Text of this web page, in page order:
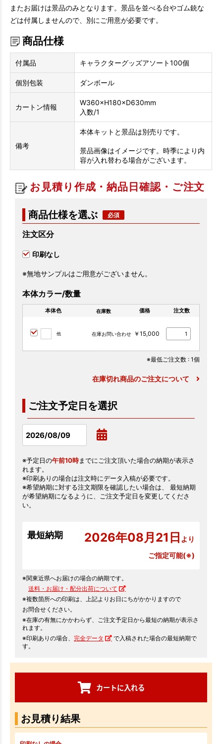
またお届けは景品のみとなります。景品を並べる台やゴム銃な
どは付属しませんので、別にご用意が必要です。
商品仕様
付属品 キャラクターグッズアソート100個
個別包装 ダンボール
カートン情報
W360×H180×D630mm
入数/1
備考
本体キットと景品は別売りです。
景品画像はイメージです。時季により内
容が入れ替わる場合がございます。
お見積り作成・納品日確認・ご注文
商品仕様を選ぶ
注文区分
印刷なし
※無地サンプルはご用意がございません。
本体カラー/数量
本体色 在庫数 価格 注文数
他 在庫お問い合わせ ￥15,000
※最低ご注文数 : 1個
在庫切れ商品のご注文について
ご注文予定日を選択
※予定日の午前10時までにご注文頂いた場合の納期が表示さ
れます。
※印刷ありの場合は注文時にデータ入稿が必要です。
※希望納期に対する注文期限を確認したい場合は、 最短納期
が希望納期になるように、ご注文予定日を変更してくださ
い。
最短納期 2026年08月21日 より
ご指定可能(※)
※関東近県へお届けの場合の納期です。
送料・お届け・配分出荷について
※複数箇所への印刷は、上記よりお日にちがかかりますので
お問合せください。
※在庫の有無にかかわらず、ご注文予定日から最短の納期が表示さ
れます。
※印刷ありの場合、 完全データ
で入稿された場合の最短納期で
す。
カートに入れる
お見積り結果